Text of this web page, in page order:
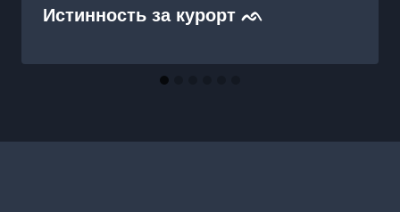
Истинность за курорт ᨒ